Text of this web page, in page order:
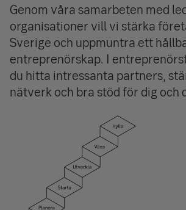
Genom våra samarbeten med
organisationer vill vi stärka
Sverige och uppmuntra ett
entreprenörskap. I
du hitta intressanta partners,
nätverk och bra stöd för dig och